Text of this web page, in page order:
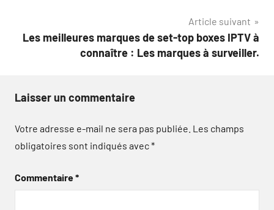
Article suivant
Les meilleures marques de set-top boxes IPTV à
connaître : Les marques à surveiller.
Laisser un commentaire
Votre adresse e-mail ne sera pas publiée. Les champs
obligatoires sont indiqués avec*
Commentaire*